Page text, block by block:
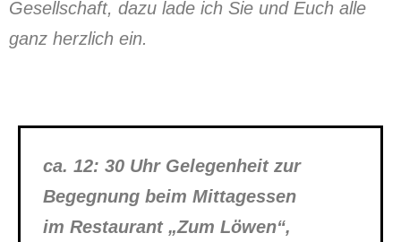
Gesellschaft, dazu lade ich Sie und Euch alle
ganz herzlich ein.
ca. 12: 30 Uhr Gelegenheit zur
Begegnung beim Mittagessen
im Restaurant „Zum Löwen“,